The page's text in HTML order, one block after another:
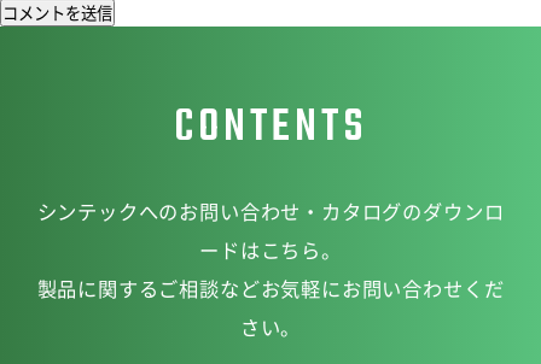
シンテック公式Instagram
シンテック公式Youtubeチャンネル
CONTENTS
シンテックへのお問い合わせ・カタログのダウンロ
ードはこちら。
製品に関するご相談などお気軽にお問い合わせくだ
さい。